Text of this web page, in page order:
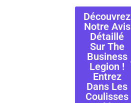
Découvrez
Notre Avis
Détaillé
Sur The
Business
Legion !
Entrez
Dans Les
Coulisses